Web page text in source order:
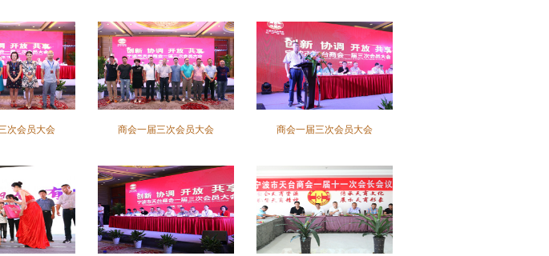
次会员大会 商会一届三次会员大会 商会一届三次会员大会